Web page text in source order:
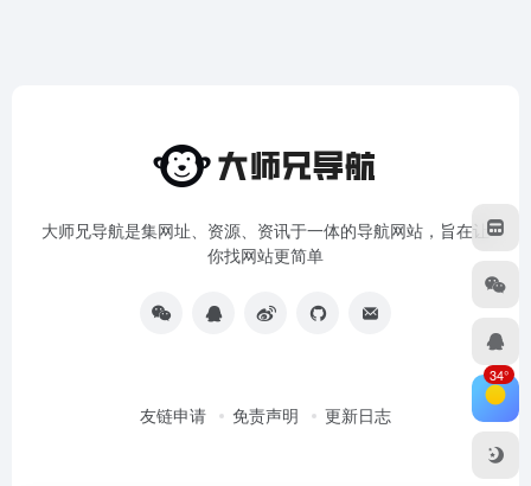
大师兄导航是集网址、资源、资讯于一体的导航网站，旨在让
你找网站更简单
友链申请 免责声明 更新日志
34°